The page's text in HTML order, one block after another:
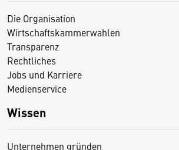
Die Organisation
Wirtschaftskammerwahlen
Transparenz
Rechtliches
Jobs und Karriere
Medienservice
Wissen
Unternehmen gründen